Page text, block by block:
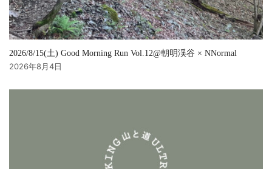
2026/8/15(土) Good Morning Run Vol.12@朝明渓谷 × NNormal
2026年8月4日